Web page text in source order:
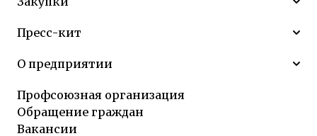
Пресс-кит
О предприятии
Профсоюзная организация
Обращение граждан
Вакансии